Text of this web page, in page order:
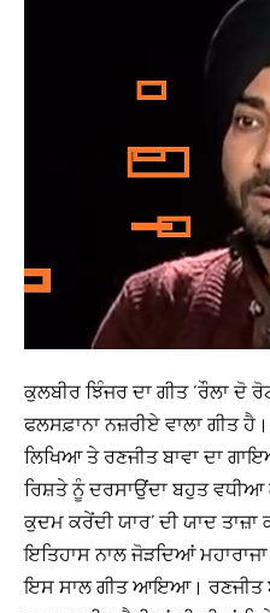
ਕੁਲਬੀਰ ਝਿੰਜਰ ਦਾ ਗੀਤ ‘ਰੌਲਾ ਦੋ
ਫਲਸਫ਼ਾਨਾ ਨਜ਼ਰੀਏ ਵਾਲਾ ਗੀਤ
ਲਿਖਿਆ ਤੇ ਰਣਜੀਤ ਬਾਵਾ ਦਾ
ਰਿਸ਼ਤੇ ਨੂੰ ਦਰਸਾਉਂਦਾ ਬਹੁਤ ਵਧੀਆ
ਕੁਦਮ ਕਰੇਂਦੀ ਯਾਰ’ ਦੀ ਯਾਦ
ਇਤਿਹਾਸ ਨਾਲ ਜੋੜਦਿਆਂ
ਇਸ ਸਾਲ ਗੀਤ ਆਇਆ। ਰਣਜੀਤ